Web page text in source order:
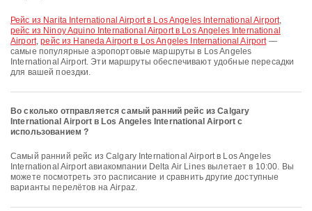
рейс из Narita International Airport в Los Angeles International Airport,
рейс из Ninoy Aquino International Airport в Los Angeles International
Airport,рейс из Haneda Airport в Los Angeles International Airport—
самые популярные аэропортовые маршруты в Los Angeles
International Airport. Эти маршруты обеспечивают удобные пересадки
для вашей поездки.
Во сколько отправляется самый ранний рейс из Calgary
International Airport в Los Angeles International Airport с
использованием ?
Самый ранний рейс из Calgary International Airport в Los Angeles
International Airport авиакомпании Delta Air Lines вылетает в 10:00. Вы
можете посмотреть это расписание и сравнить другие доступные
варианты перелётов на Airpaz.